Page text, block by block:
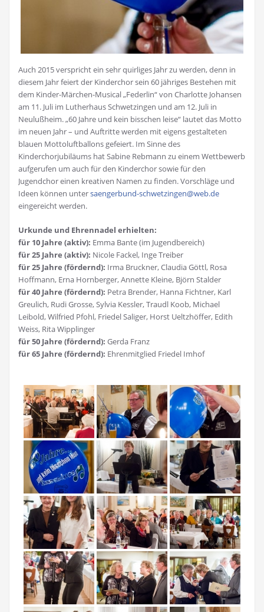
Auch 2015 verspricht ein sehr quirliges Jahr zu werden, denn in
diesem Jahr feiert der Kinderchor sein 60 jähriges Bestehen mit
dem Kinder-Märchen-Musical „Federlin“ von Charlotte Johansen
am 11. Juli im Lutherhaus Schwetzingen und am 12. Juli in
Neulußheim. „60 Jahre und kein bisschen leise“ lautet das Motto
im neuen Jahr – und Auftritte werden mit eigens gestalteten
blauen Mottoluftballons gefeiert. Im Sinne des
Kinderchorjubiläums hat Sabine Rebmann zu einem Wettbewerb
aufgerufen um auch für den Kinderchor sowie für den
Jugendchor einen kreativen Namen zu finden. Vorschläge und
Ideen können untersaengerbund-schwetzingen@web.de
eingereicht werden.
Urkunde und Ehrennadel erhielten:
für 10 Jahre (aktiv): Emma Bante (im Jugendbereich)
für 25 Jahre (aktiv): Nicole Fackel, Inge Treiber
für 25 Jahre (fördernd): Irma Bruckner, Claudia Göttl, Rosa
Hoffmann, Erna Hornberger, Annette Kleine, Björn Stalder
für 40 Jahre (fördernd): Petra Brender, Hanna Fichtner, Karl
Greulich, Rudi Grosse, Sylvia Kessler, Traudl Koob, Michael
Leibold, Wilfried Pfohl, Friedel Saliger, Horst Ueltzhöffer, Edith
Weiss, Rita Wipplinger
für 50 Jahre (fördernd): Gerda Franz
für 65 Jahre (fördernd): Ehrenmitglied Friedel Imhof